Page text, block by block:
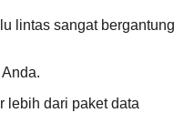
lintas sangat bergantung
lebih dari paket data